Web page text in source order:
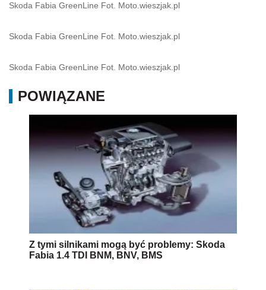
Skoda Fabia GreenLine Fot. Moto.wieszjak.pl
Skoda Fabia GreenLine Fot. Moto.wieszjak.pl
Skoda Fabia GreenLine Fot. Moto.wieszjak.pl
POWIĄZANE
Z tymi silnikami mogą być problemy: Skoda
Fabia 1.4 TDI BNM, BNV, BMS